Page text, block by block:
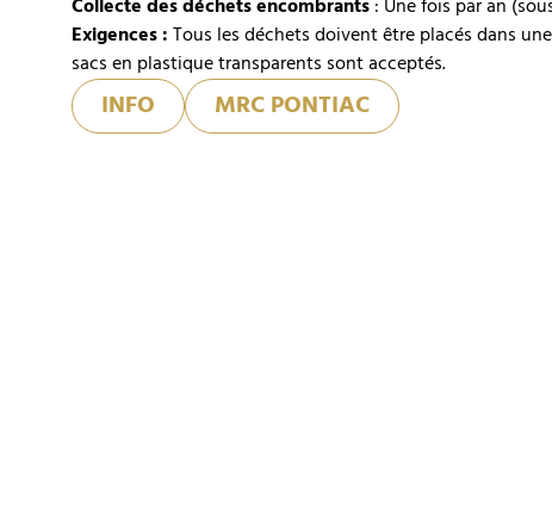
Collecte des déchets encombrants: Une fois par an
Exigences :Tous les déchets doivent être placés dans
sacs en plastique transparents sont acceptés.
INFO MRC PONTIAC